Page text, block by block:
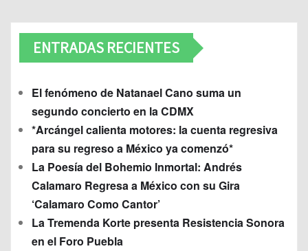
ENTRADAS RECIENTES
El fenómeno de Natanael Cano suma un
segundo concierto en la CDMX
*Arcángel calienta motores: la cuenta regresiva
para su regreso a México ya comenzó*
La Poesía del Bohemio Inmortal: Andrés
Calamaro Regresa a México con su Gira
‘Calamaro Como Cantor’
La Tremenda Korte presenta Resistencia Sonora
en el Foro Puebla